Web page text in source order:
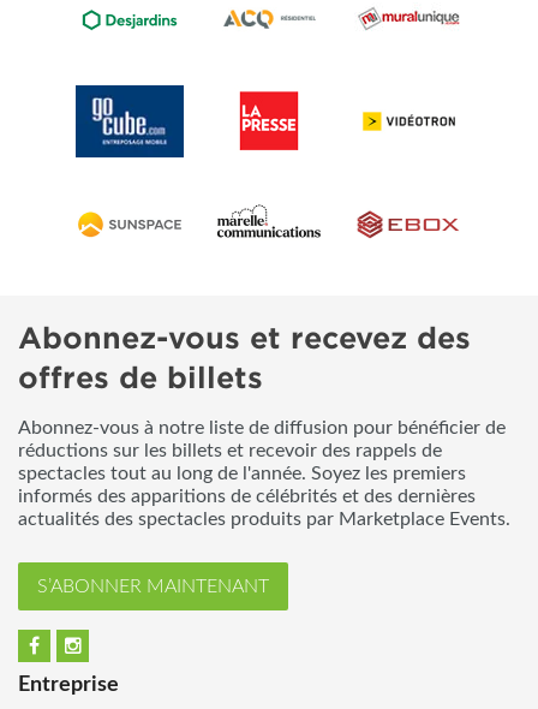
Abonnez-vous et recevez des
offres de billets
Abonnez-vous à notre liste de diffusion pour bénéficier de
réductions sur les billets et recevoir des rappels de
spectacles tout au long de l'année. Soyez les premiers
informés des apparitions de célébrités et des dernières
actualités des spectacles produits par Marketplace Events.
S’ABONNER MAINTENANT
Entreprise